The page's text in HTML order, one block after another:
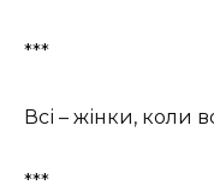
***
Всі – жінки, коли
***